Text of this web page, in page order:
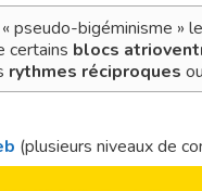
pseudo-bigéminisme »
certains blocs
rythmes réciproques
(plusieurs niveaux de